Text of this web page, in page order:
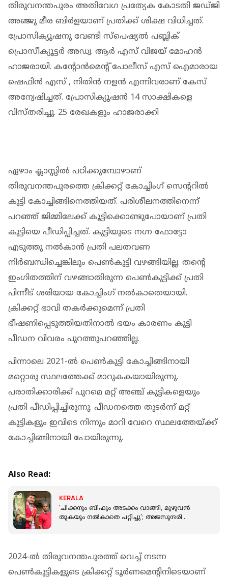
തിരുവനന്തപുരം അതിവേഗ പ്രത്യേക കോടതി ജഡ്ജി
അഞ്ജു മീര ബിർളയാണ് പ്രതിക്ക് ശിക്ഷ വിധിച്ചത്.
പ്രോസിക്യൂഷനു വേണ്ടി സ്പെഷ്യൽ പബ്ലിക്
പ്രൊസീക്യൂട്ടർ അഡ്വ. ആർ എസ് വിജയ് മോഹൻ
ഹാജരായി. കന്റോൻമെന്റ് പോലീസ് എസ് ഐമാരായ
ഷെഫിൻ എസ് , നിതിൻ നളൻ എന്നിവരാണ് കേസ്
അന്വേഷിച്ചത്. പ്രോസിക്യൂഷൻ 14 സാക്ഷികളെ
വിസ്തരിച്ചു. 25 രേഖകളും ഹാജരാക്കി
ഏഴാം ക്ലാസ്സിൽ പഠിക്കുമ്പോഴാണ്
തിരുവനന്തപുരത്തെ ക്രിക്കറ്റ് കോച്ചിംഗ് സെന്ററിൽ
കുട്ടി കോച്ചിങ്ങിനെത്തിയത്. പരിശീലനത്തിനെന്ന്
പറഞ്ഞ് ജിമ്മിലേക്ക് കൂട്ടിക്കൊണ്ടുപോയാണ് പ്രതി
കുട്ടിയെ പീഡിപ്പിച്ചത്. കുട്ടിയുടെ നഗ്ന ഫോട്ടോ
എടുത്തു നൽകാൻ പ്രതി പലതവണ
നിർബന്ധിച്ചെങ്കിലും പെൺകുട്ടി വഴങ്ങിയില്ല. തന്റെ
ഇം​ഗിതത്തിന് വഴങ്ങാതിരുന്ന പെൺകുട്ടിക്ക് പ്രതി
പിന്നീട് ശരിയായ കോച്ചിംഗ് നൽകാതെയായി.
ക്രിക്കറ്റ് ഭാവി തകർക്കുമെന്ന് പ്രതി
ഭീഷണിപ്പെടുത്തിയതിനാൽ ഭയം കാരണം കുട്ടി
പീഡന വിവരം പുറത്തുപറഞ്ഞില്ല.
പിന്നാലെ 2021-ൽ പെൺകുട്ടി കോച്ചിങ്ങിനായി
മറ്റൊരു സ്ഥലത്തേക്ക് മാറുകകയായിരുന്നു.
പരാതിക്കാരിക്ക് പുറമെ മറ്റ് അഞ്ച് കുട്ടികളെയും
പ്രതി പീഡിപ്പിച്ചിരുന്നു. പീഡനത്തെ തുടർന്ന് മറ്റ്
കുട്ടികളും ഇവിടെ നിന്നും മാറി വേറെ സ്ഥലത്തേയ്ക്ക്
കോച്ചിങ്ങിനായി പോയിരുന്നു.
Also Read:
KERALA
'ചിക്കനും ബീഫും അടക്കം വാങ്ങി, മുഴുവൻ
തുകയും നൽകാതെ പറ്റിച്ചു'; അജസുന്ദരി
2024-ൽ തിരുവനന്തപുരത്ത് വെച്ച് നടന്ന
പെൺകുട്ടികളുടെ ക്രിക്കറ്റ് ടൂർണമെന്റിനിടെയാണ്